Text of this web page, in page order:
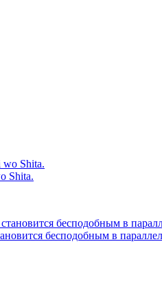
Shita.
бесподобным в